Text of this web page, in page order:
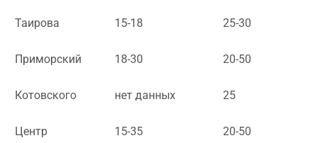
Таирова 15-18 25-30
Приморский 18-30 20-50
Котовского нет данных 25
Центр 15-35 20-50